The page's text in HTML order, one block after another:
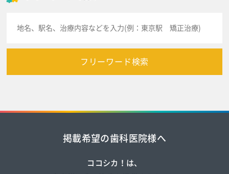
フリーワード検索
掲載希望の歯科医院様へ
ココシカ！は、